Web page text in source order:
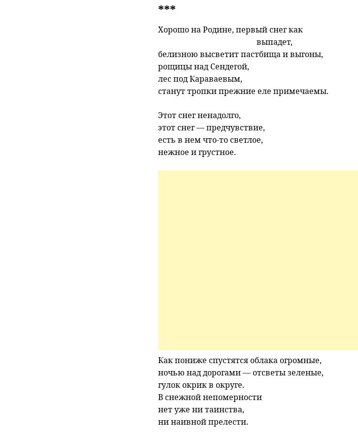
***
Хорошо на Родине, первый снег как
выпадет,
белизною высветит пастбища и выгоны,
рощицы над Сендегой,
лес под Караваевым,
станут тропки прежние еле примечаемы.
Этот снег ненадолго,
этот снег — предчувствие,
есть в нем что-то светлое,
нежное и грустное.
Как пониже спустятся облака огромные,
ночью над дорогами — отсветы зеленые,
гулок окрик в округе.
В снежной непомерности
нет уже ни таинства,
ни наивной прелести.